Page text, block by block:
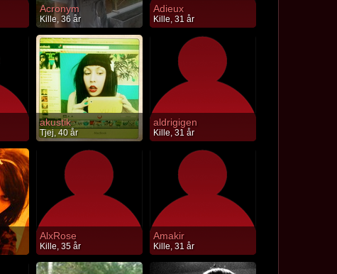
Acronym
Kille, 36 år
Adieux
Kille, 31 år
akustik
Tjej, 40 år
aldrigigen
Kille, 31 år
AlxRose
Kille, 35 år
Amakir
Kille, 31 år